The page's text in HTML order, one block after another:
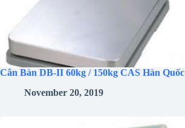
Cân Bàn DB-II 60kg / 150kg CAS Hàn Quốc
November 20, 2019